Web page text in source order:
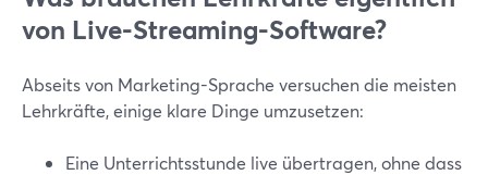
von Live-Streaming-Software?
Abseits von Marketing-Sprache versuchen die meisten
Lehrkräfte, einige klare Dinge umzusetzen:
Eine Unterrichtsstunde live übertragen, ohne dass